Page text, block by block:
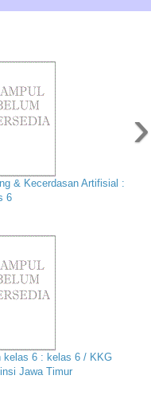
& Kecerdasan Artifisial :
6
kelas 6 : kelas 6 / KKG
Jawa Timur
›